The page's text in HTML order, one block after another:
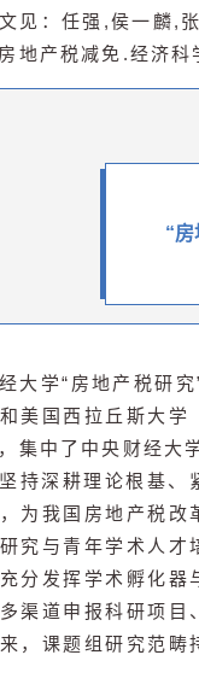
见：任强,侯一麟,
地产税减免.经济
“
大学“房地产税研
美国西拉丘斯大
集中了中央财经大
持深耕理论根基、
为我国房地产税改
究与青年学术人
分发挥学术孵化
渠道申报科研项目
，课题组研究范畴